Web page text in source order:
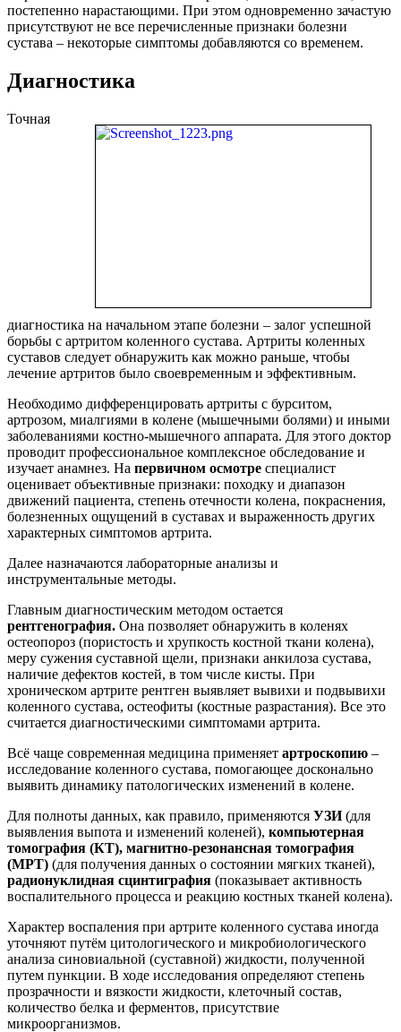
постепенно нарастающими. При этом одновременно зачастую
присутствуют не все перечисленные признаки болезни
сустава – некоторые симптомы добавляются со временем.
Диагностика
Точная
диагностика на начальном этапе болезни – залог успешной
борьбы с артритом коленного сустава. Артриты коленных
суставов следует обнаружить как можно раньше, чтобы
лечение артритов было своевременным и эффективным.
Необходимо дифференцировать артриты с бурситом,
артрозом, миалгиями в колене (мышечными болями) и иными
заболеваниями костно-мышечного аппарата. Для этого доктор
проводит профессиональное комплексное обследование и
изучает анамнез. На первичном осмотре специалист
оценивает объективные признаки: походку и диапазон
движений пациента, степень отечности колена, покраснения,
болезненных ощущений в суставах и выраженность других
характерных симптомов артрита.
Далее назначаются лабораторные анализы и
инструментальные методы.
Главным диагностическим методом остается
рентгенография. Она позволяет обнаружить в коленях
остеопороз (пористость и хрупкость костной ткани колена),
меру сужения суставной щели, признаки анкилоза сустава,
наличие дефектов костей, в том числе кисты. При
хроническом артрите рентген выявляет вывихи и подвывихи
коленного сустава, остеофиты (костные разрастания). Все это
считается диагностическими симптомами артрита.
Всё чаще современная медицина применяет артроскопию –
исследование коленного сустава, помогающее досконально
выявить динамику патологических изменений в колене.
Для полноты данных, как правило, применяются УЗИ(для
выявления выпота и изменений коленей), компьютерная
томография (КТ), магнитно-резонансная томография
(МРТ) (для получения данных о состоянии мягких тканей),
радионуклидная сцинтиграфия (показывает активность
воспалительного процесса и реакцию костных тканей колена).
Характер воспаления при артрите коленного сустава иногда
уточняют путём цитологического и микробиологического
анализа синовиальной (суставной) жидкости, полученной
путем пункции. В ходе исследования определяют степень
прозрачности и вязкости жидкости, клеточный состав,
количество белка и ферментов, присутствие
микроорганизмов.